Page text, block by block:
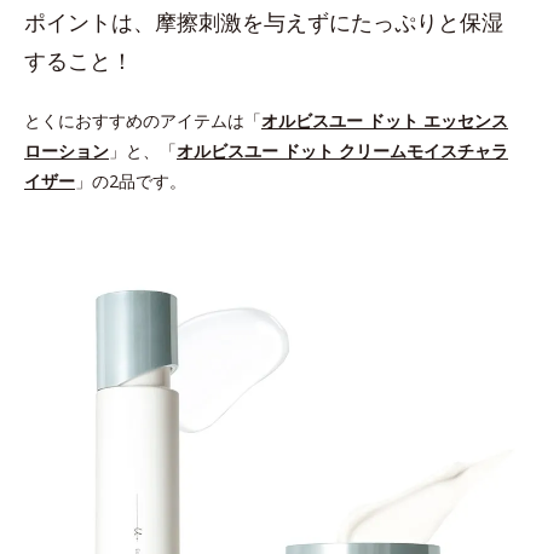
ポイントは、摩擦刺激を与えずにたっぷりと保湿
すること！
とくにおすすめのアイテムは「オルビスユー ドット エッセンス
ローション 」と、「オルビスユー ドット クリームモイスチャラ
イザー 」の2品です。